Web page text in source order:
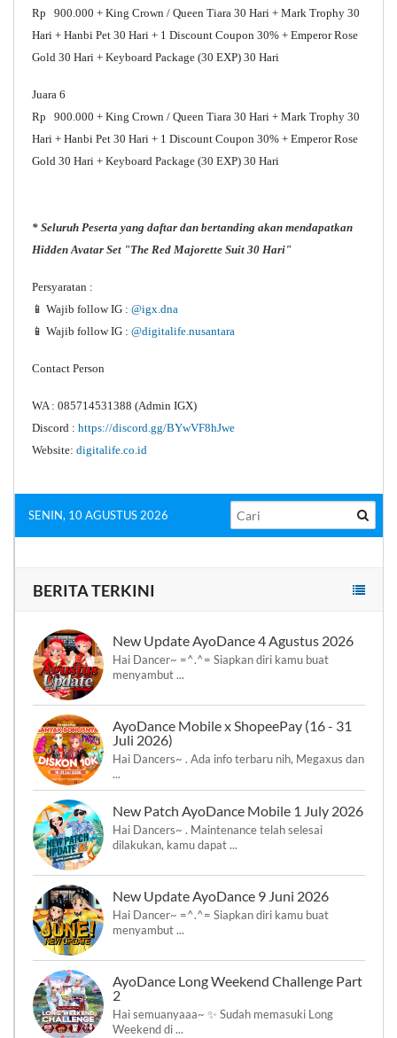
Rp 900.000 + King Crown / Queen Tiara 30 Hari + Mark Trophy 30
Hari + Hanbi Pet 30 Hari + 1 Discount Coupon 30% + Emperor Rose
Gold 30 Hari + Keyboard Package (30 EXP) 30 Hari
Juara 6
Rp 900.000 + King Crown / Queen Tiara 30 Hari + Mark Trophy 30
Hari + Hanbi Pet 30 Hari + 1 Discount Coupon 30% + Emperor Rose
Gold 30 Hari + Keyboard Package (30 EXP) 30 Hari
* Seluruh Peserta yang daftar dan bertanding akan mendapatkan
Hidden Avatar Set "The Red Majorette Suit 30 Hari"
Persyaratan :
📱 Wajib follow IG : @igx.dna
📱 Wajib follow IG : @digitalife.nusantara
Contact Person
WA : 085714531388 (Admin IGX)
Discord : https://discord.gg/BYwVF8hJwe
Website: digitalife.co.id
SENIN, 10 AGUSTUS 2026
BERITA TERKINI
New Update AyoDance 4 Agustus 2026
Hai Dancer~ =^.^= Siapkan diri kamu buat
menyambut ...
AyoDance Mobile x ShopeePay (16 - 31
Juli 2026)
Hai Dancers~ . Ada info terbaru nih, Megaxus dan
...
New Patch AyoDance Mobile 1 July 2026
Hai Dancers~ . Maintenance telah selesai
dilakukan, kamu dapat ...
New Update AyoDance 9 Juni 2026
Hai Dancer~ =^.^= Siapkan diri kamu buat
menyambut ...
AyoDance Long Weekend Challenge Part
2
Hai semuanyaaa~ ✨ Sudah memasuki Long
Weekend di ...